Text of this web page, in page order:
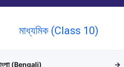
মাধ্যমিক (Class 10)
(Bengali) →